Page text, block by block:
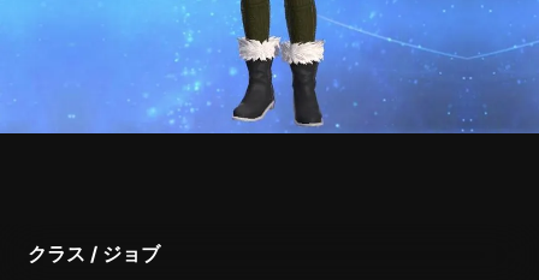
クラス / ジョブ